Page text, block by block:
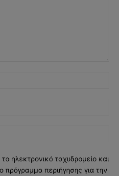
ηλεκτρονικό ταχυδρομείο και
πρόγραμμα περιήγησης για την